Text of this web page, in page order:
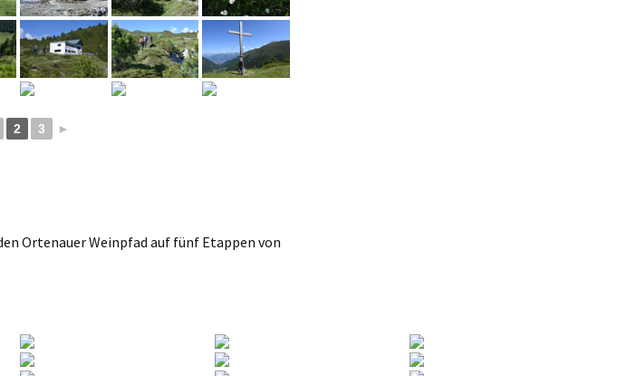
2 3 ►
Ortenauer Weinpfad auf fünf Etappen von